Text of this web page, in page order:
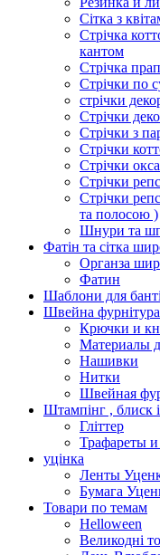
Сітка з
Стрічка
кантом
Стрічка
Стрічки по
стрічки
Стрічки
Стрічки з
Стрічки
Стрічки
Стрічки
Стрічки
та полосою )
Шнури та
Фатін та сітка
Органза
Фатин
Шаблони для
Швейна
Крючки и
Материалы
Нашивки
Нитки
Швейная
Штампінг , блиск
Гліттер
Трафареты
уцінка
Ленты
Бумага
Товари по темам
Helloween
Великодні